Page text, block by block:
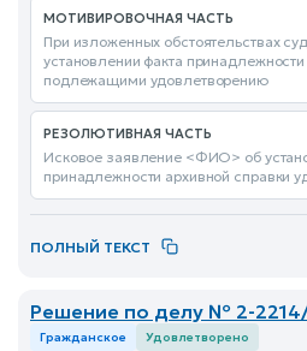
МОТИВИРОВОЧНАЯ ЧАСТЬ
При изложенных обстоятельствах
установлении факта принадлежности
подлежащими удовлетворению
РЕЗОЛЮТИВНАЯ ЧАСТЬ
Исковое заявление <ФИО> об
принадлежности архивной справки
ПОЛНЫЙ ТЕКСТ
Решение по делу № 2-
Гражданское Удовлетворено